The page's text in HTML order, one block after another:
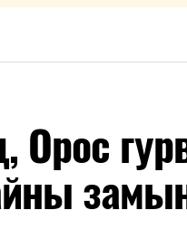
Орос